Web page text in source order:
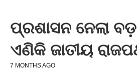
ପ୍ରଶାସନ ନେଲା
ଏଣିକି ଜାତୀୟ
7 MONTHS AGO